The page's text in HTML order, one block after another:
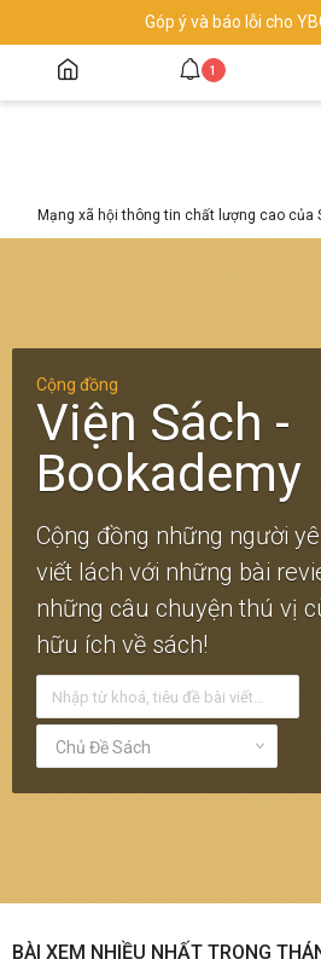
Góp ý và báo lỗi cho
1
Mạng xã hội thông tin chất lượng cao của
Cộng đồng
Viện Sách -
Bookademy
Cộng đồng những người
viết lách với những bài
những câu chuyện thú vị
hữu ích về sách!
Chủ Đề Sách
BÀI XEM NHIỀU NHẤT TRONG